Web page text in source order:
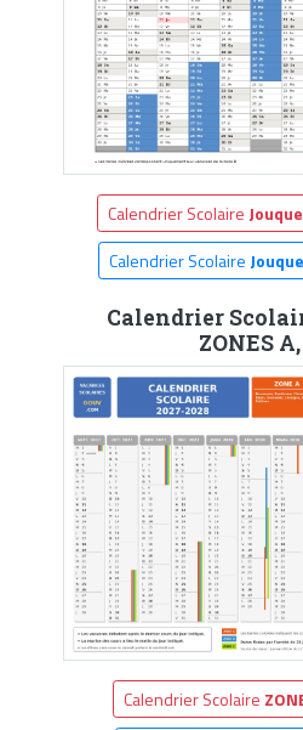
Calendrier Scolaire
Calendrier Scolaire
Calendrier
ZONES A,
Calendrier Scolaire